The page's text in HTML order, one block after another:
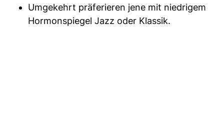
Umgekehrt präferieren jene mit niedrigem
Hormonspiegel Jazz oder Klassik.